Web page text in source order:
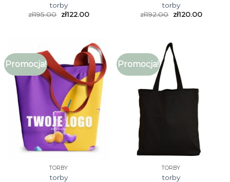
torby
zł195.00 zł122.00
torby
zł192.00 zł120.00
Promocja!
TORBY
torby
Promocja!
TORBY
torby